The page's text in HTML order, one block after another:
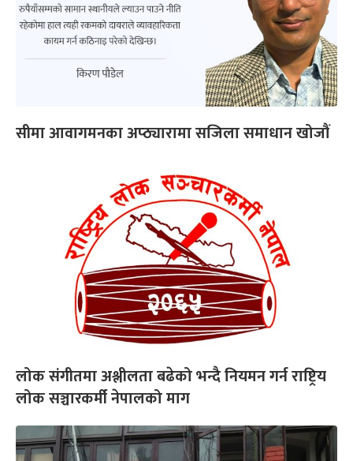
सीमा आवागमनका अप्ठ्यारामा सजिला समाधान खोजौं
लोक संगीतमा अश्लीलता बढेको भन्दै नियमन गर्न राष्ट्रिय
लोक सञ्चारकर्मी नेपालको माग